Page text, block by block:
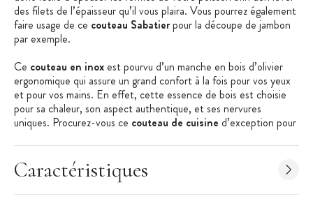
des filets de l’épaisseur qu’il vous plaira. Vous pourrez également
faire usage de ce couteau Sabatierpour la découpe de jambon
par exemple.
Ce couteau en inox est pourvu d’un manche en bois d’olivier
ergonomique qui assure un grand confort à la fois pour vos yeux
et pour vos mains. En effet, cette essence de bois est choisie
pour sa chaleur, son aspect authentique, et ses nervures
uniques. Procurez-vous ce couteau de cuisine d’exception pour
Les + produit:
Fabriqué en France
Caractéristiques